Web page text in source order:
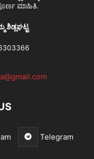
ಮಾಹಿತಿ.
ಶಿಡ್ಲಘಟ್ಟ
Telegram